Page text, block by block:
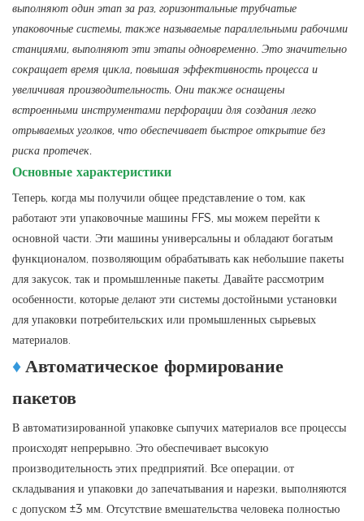
выполняют один этап за раз, горизонтальные трубчатые
упаковочные системы, также называемые параллельными рабочими
станциями, выполняют эти этапы одновременно. Это значительно
сокращает время цикла, повышая эффективность процесса и
увеличивая производительность. Они также оснащены
встроенными инструментами перфорации для создания легко
отрываемых уголков, что обеспечивает быстрое открытие без
риска протечек.
Основные характеристики
Теперь, когда мы получили общее представление о том, как
работают эти упаковочные машины FFS, мы можем перейти к
основной части. Эти машины универсальны и обладают богатым
функционалом, позволяющим обрабатывать как небольшие пакеты
для закусок, так и промышленные пакеты. Давайте рассмотрим
особенности, которые делают эти системы достойными установки
для упаковки потребительских или промышленных сырьевых
материалов.
♦Автоматическое формирование
пакетов
В автоматизированной упаковке сыпучих материалов все процессы
происходят непрерывно. Это обеспечивает высокую
производительность этих предприятий. Все операции, от
складывания и упаковки до запечатывания и нарезки, выполняются
с допуском ±3 мм. Отсутствие вмешательства человека полностью